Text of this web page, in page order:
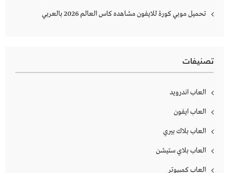
تحميل موبي كورة للايفون مشاهده كاس العالم 2026 بالعربي
تصنيفات
العاب اندرويد
العاب ايفون
العاب بلاك بيري
العاب بلاي ستيشن
العاب كمبيوتر